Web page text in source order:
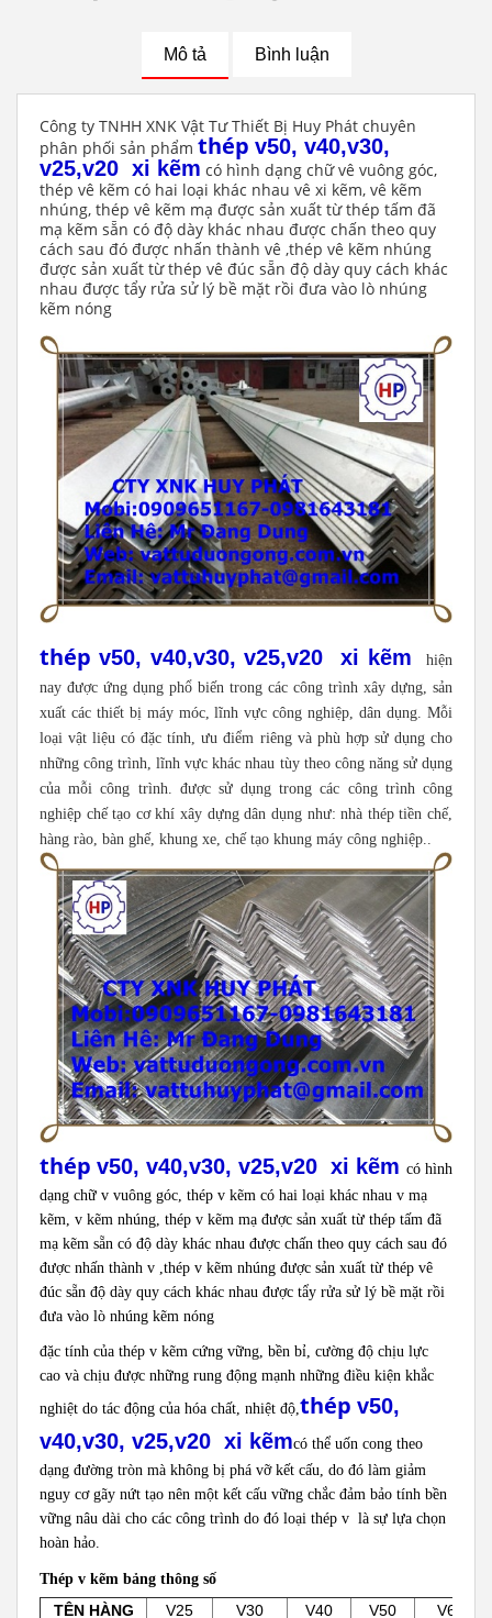
Mô tả Bình luận
Công ty TNHH XNK Vật Tư Thiết Bị Huy Phát chuyên
phân phối sản phẩm thép v50, v40,v30,
v25,v20 xi kẽm có hình dạng chữ vê vuông góc,
thép vê kẽm có hai loại khác nhau vê xi kẽm, vê kẽm
nhúng, thép vê kẽm mạ được sản xuất từ thép tấm đã
mạ kẽm sẵn có độ dày khác nhau được chấn theo quy
cách sau đó được nhấn thành vê ,thép vê kẽm nhúng
được sản xuất từ thép vê đúc sẵn độ dày quy cách khác
nhau được tẩy rửa sử lý bề mặt rồi đưa vào lò nhúng
kẽm nóng
thép v50, v40,v30, v25,v20 xi kẽm
hiện
nay được ứng dụng phổ biến trong các công trình xây dựng, sản
xuất các thiết bị máy móc, lĩnh vực công nghiệp, dân dụng. Mỗi
loại vật liệu có đặc tính, ưu điểm riêng và phù hợp sử dụng cho
những công trình, lĩnh vực khác nhau tùy theo công năng sử dụng
của mỗi công trình. được sử dụng trong các công trình công
nghiệp chế tạo cơ khí xây dựng dân dụng như: nhà thép tiền chế,
hàng rào, bàn ghế, khung xe, chế tạo khung máy công nghiệp..
thép v50, v40,v30, v25,v20 xi kẽm có hình
dạng chữ v vuông góc, thép v kẽm có hai loại khác nhau v mạ
kẽm, v kẽm nhúng, thép v kẽm mạ được sản xuất từ thép tấm đã
mạ kẽm sẵn có độ dày khác nhau được chấn theo quy cách sau đó
được nhấn thành v ,thép v kẽm nhúng được sản xuất từ thép vê
đúc sẵn độ dày quy cách khác nhau được tẩy rửa sử lý bề mặt rồi
đưa vào lò nhúng kẽm nóng
đặc tính của thép v kẽm cứng vững, bền bỉ, cường độ chịu lực
cao và chịu được những rung động mạnh những điều kiện khắc
nghiệt do tác động của hóa chất, nhiệt độ, thép v50,
v40,v30, v25,v20 xi kẽmcó thể uốn cong theo
dạng đường tròn mà không bị phá vỡ kết cấu, do đó làm giảm
nguy cơ gãy nứt tạo nên một kết cấu vững chắc đảm bảo tính bền
vững nâu dài cho các công trình do đó loại thép v là sự lựa chọn
hoàn hảo.
Thép v kẽm bảng thông số
TÊN HÀNG
V25 V30 V40 V50 V63